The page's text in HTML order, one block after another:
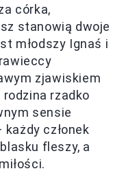
córka,
stanowią dwoje
młodszy Ignaś i
zjawiskiem
rzadko
sensie
członek
fleszy, a